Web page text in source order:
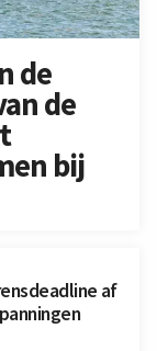
de
de
bij
af